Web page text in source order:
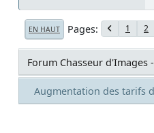
EN HAUT Pages 1 2
Forum Chasseur d'Images
Augmentation des tarifs